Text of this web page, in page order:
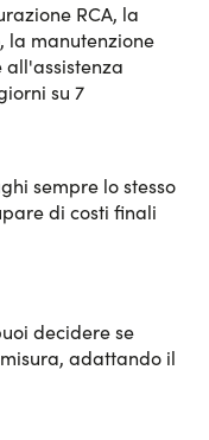
della corsia
attiva
RCA, la
la manutenzione
su 7
sempre lo stesso
di costi finali
decidere se
adattando il